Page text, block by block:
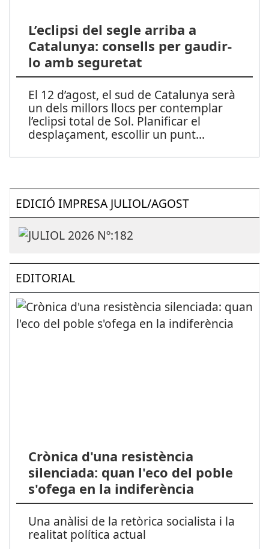
L’eclipsi del segle arriba a
Catalunya: consells per gaudir-
lo amb seguretat
El 12 d’agost, el sud de Catalunya serà
un dels millors llocs per contemplar
l’eclipsi total de Sol. Planificar el
desplaçament, escollir un punt...
EDICIÓ IMPRESA JULIOL/AGOST
EDITORIAL
Crònica d'una resistència
silenciada: quan l'eco del poble
s'ofega en la indiferència
Una anàlisi de la retòrica socialista i la
realitat política actual